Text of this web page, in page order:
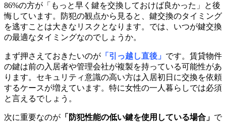
86%の方が「もっと早く鍵を交換しておけば良かった」と後
悔しています。防犯の観点から見ると、鍵交換のタイミング
を逃すことは大きなリスクとなります。では、いつが鍵交換
の最適なタイミングなのでしょうか。
まず押さえておきたいのが 「引っ越し直後」 です。賃貸物件
の鍵は前の入居者や管理会社が複製を持っている可能性があ
ります。セキュリティ意識の高い方は入居初日に交換を依頼
するケースが増えています。特に女性の一人暮らしでは必須
と言えるでしょう。
次に重要なのが 「防犯性能の低い鍵を使用している場合」 で